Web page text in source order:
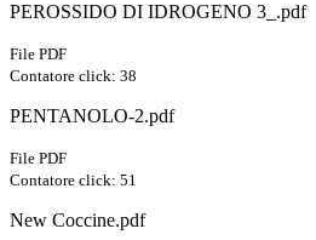
PEROSSIDO DI IDROGENO 3_.pdf
File PDF
Contatore click: 38
PENTANOLO-2.pdf
File PDF
Contatore click: 51
New Coccine.pdf